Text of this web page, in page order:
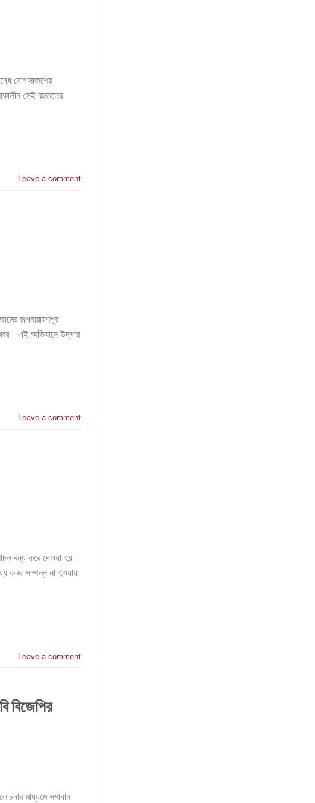
যোগসাজশের
সেই বহুতলের
Leave a comment
রূপনারায়ণপুর
খবর। এই অভিযানে উদ্ধার
Leave a comment
বন্ধ করে দেওয়া হয়।
কাজ সম্পন্ন না হওয়ায়
Leave a comment
বিজেপির
মাধ্যমে সমাধান